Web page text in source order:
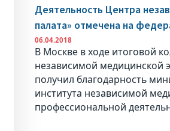
Деятельность Центра
палата» отмечена на
06.04.2018
В Москве в ходе итоговой
независимой медицинской
получил благодарность
института независимой
профессиональной